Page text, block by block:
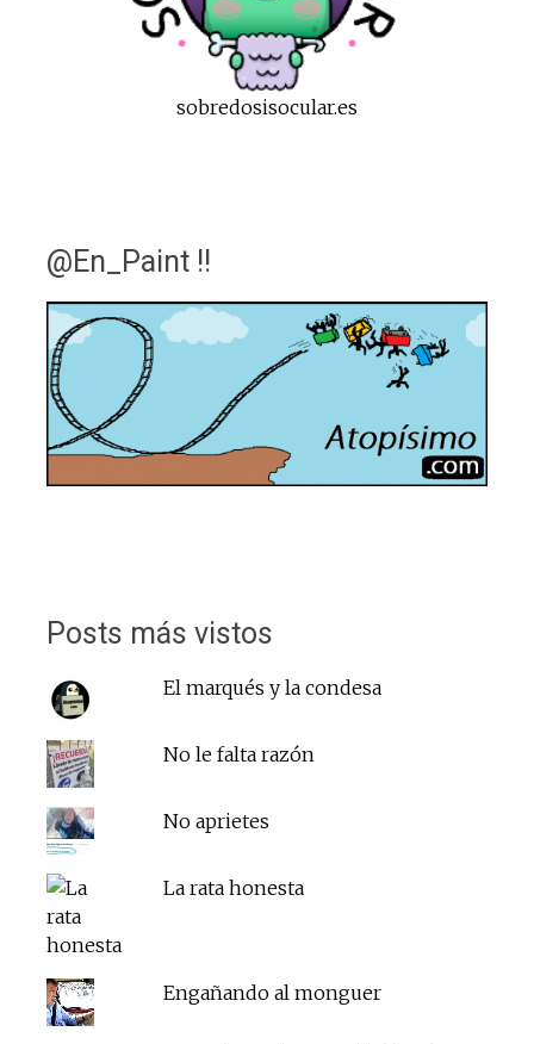
sobredosisocular.es
@En_Paint !!
Posts más vistos
El marqués y la condesa
No le falta razón
No aprietes
La rata honesta
Engañando al monguer